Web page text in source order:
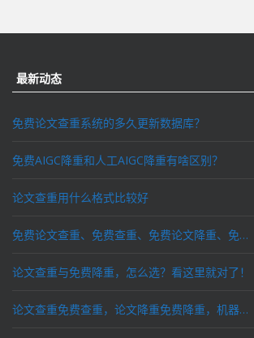
航
最新动态
免费论文查重系统的多久更新数据库？
免费AIGC降重和人工AIGC降重有啥区别？
论文查重用什么格式比较好
免费论文查重、免费查重、免费论文降重、免费降重、智能降重、一键降重、降低AIGC写作率、AI写论文，这些名词你了解吗？
论文查重与免费降重，怎么选？看这里就对了！
论文查重免费查重，论文降重免费降重，机器降重，人工降重，降低AIGC写作率，ai写论文，都要选论文狗和paperdog以及文思慧达！